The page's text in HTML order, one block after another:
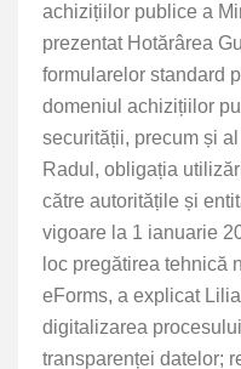
achizițiilor publice a
prezentat Hotărârea
formularelor standard
domeniul achizițiilor
securității, precum și
Radul, obligația
către autoritățile și
vigoare la 1 ianuarie
loc pregătirea tehnică
eForms, a explicat
digitalizarea
transparenței datelor;